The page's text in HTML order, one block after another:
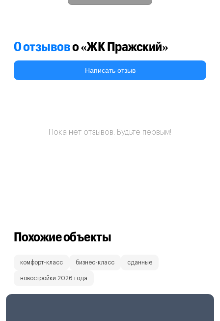
0 отзывово «ЖК Пражский»
Написать отзыв
Пока нет отзывов. Будьте первым!
Похожие объекты
комфорт-класс бизнес-класс сданные
новостройки 2026 года